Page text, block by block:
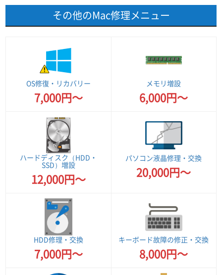
その他のMac修理メニュー
OS修復・リカバリー
7,000円～
メモリ増設
6,000円～
ハードディスク（HDD・
SSD）増設
12,000円～
パソコン液晶修理・交換
20,000円～
HDD修理・交換
7,000円～
キーボード故障の修正・交換
8,000円～